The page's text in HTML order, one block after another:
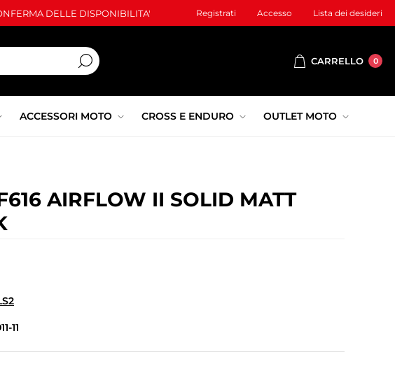
DELLE DISPONIBILITA' Registrati Accesso Lista dei desideri
CARRELLO 0
ACCESSORI MOTO CROSS E ENDURO OUTLET MOTO
AIRFLOW II SOLID MATT
11